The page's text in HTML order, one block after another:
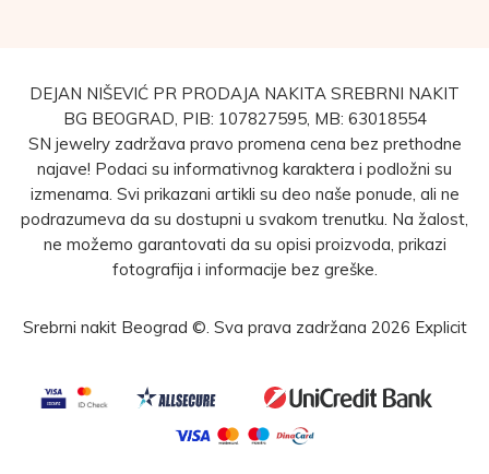
DEJAN NIŠEVIĆ PR PRODAJA NAKITA SREBRNI NAKIT
BG BEOGRAD, PIB: 107827595, MB: 63018554
SN jewelry zadržava pravo promena cena bez prethodne
najave! Podaci su informativnog karaktera i podložni su
izmenama. Svi prikazani artikli su deo naše ponude, ali ne
podrazumeva da su dostupni u svakom trenutku. Na žalost,
ne možemo garantovati da su opisi proizvoda, prikazi
fotografija i informacije bez greške.
Srebrni nakit Beograd ©. Sva prava zadržana 2026 Explicit